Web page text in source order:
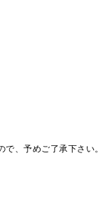
、予めご了承下さい。